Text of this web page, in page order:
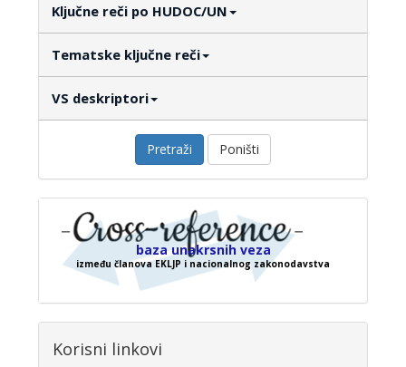
Ključne reči po HUDOC/UN
Tematske ključne reči
VS deskriptori
Pretraži Poništi
baza unakrsnih veza
između članova EKLJP i nacionalnog zakonodavstva
Korisni linkovi